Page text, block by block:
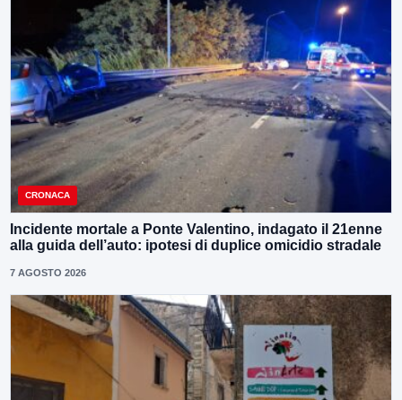
CRONACA
Incidente mortale a Ponte Valentino, indagato il 21enne
alla guida dell’auto: ipotesi di duplice omicidio stradale
7 AGOSTO 2026